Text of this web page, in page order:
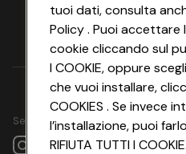
Seguici su
tuoi dati, consulta
Policy . Puoi accettare
cookie cliccando sul
I COOKIE, oppure
che vuoi installare,
COOKIES . Se invece
l’installazione, puoi
RIFIUTA TUTTI I COOKIE.